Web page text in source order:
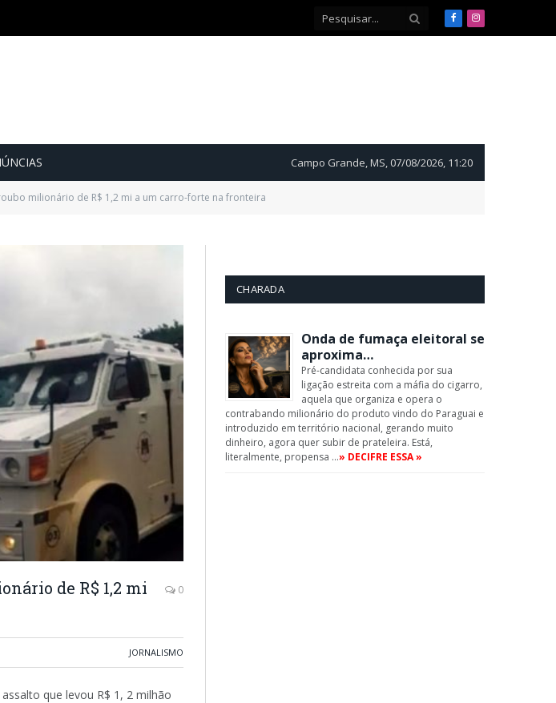
FacebookInstagram
Campo Grande, MS, 07/08/2026, 11:20
milionário de R$ 1,2 mi a um carro-forte na fronteira
de R$ 1,2 mi
0
JORNALISMO
que levou R$ 1, 2 milhão
CHARADA
Onda de fumaça eleitoral se
aproxima…
Pré-candidata conhecida por sua
ligação estreita com a máfia do cigarro,
aquela que organiza e opera o
contrabando milionário do produto vindo do Paraguai e
introduzido em território nacional, gerando muito
dinheiro, agora quer subir de prateleira. Está,
literalmente, propensa …» DECIFRE ESSA »